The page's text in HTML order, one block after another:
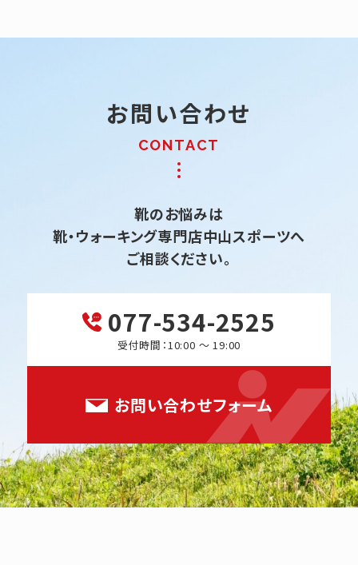
お問い合わせ
靴のお悩みは
靴・ウォーキング専門店中山スポーツへ
ご相談ください。
077-534-2525
受付時間：10:00 ～ 19:00
お問い合わせフォーム